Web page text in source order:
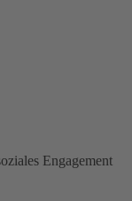
Engagement